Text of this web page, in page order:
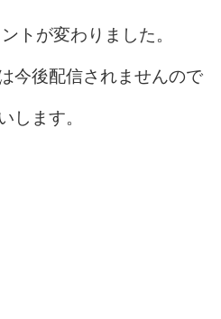
トが変わりました。
今後配信されませんので
します。